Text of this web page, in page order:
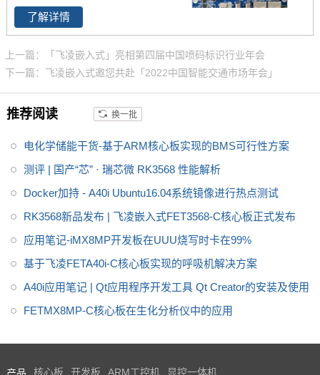
发板 ，主频800MHz，体积小，
其核心板仅40*29mm，采用板对
了解详情
上一篇：「飞凌嵌入式」亮相第四届中国喷码标识行业年会
下一篇：飞凌嵌入式邀您共赴「2022中国智能交通市场年会」
推荐阅读 换一批
电化学储能干货-基于ARM核心板实现的BMS可行性方案
测评 | 国产“芯” · 瑞芯微 RK3568 性能解析
Docker加持 - A40i Ubuntu16.04系统镜像进行热点测试
RK3568新品发布 | 飞凌嵌入式FET3568-C核心板正式发布
应用笔记-iMX8MP开发板在UUU烧写时卡在99%
基于飞凌FETA40i-C核心板实现的呼吸机解决方案
A40i应用笔记 | Qt应用程序开发工具 Qt Creator的安装及使用
FETMX8MP-C核心板在生化分析仪中的应用
产品 核心板 开发板 ARM工控机 显控一体机